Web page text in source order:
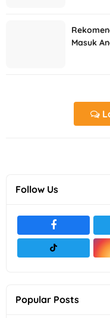
Masuk
Follow Us
Popular Posts